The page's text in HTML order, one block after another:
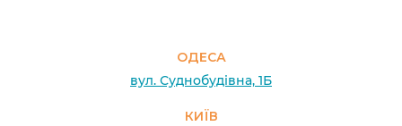
ОДЕСА
вул. Суднобудівна, 1Б
КИЇВ